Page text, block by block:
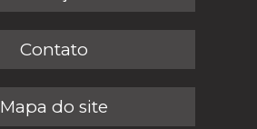
Contato
Mapa do site